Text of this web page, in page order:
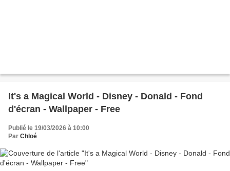
It's a Magical World - Disney - Donald - Fond
d'écran - Wallpaper - Free
Publié le 19/03/2026 à 10:00
Par Chloé